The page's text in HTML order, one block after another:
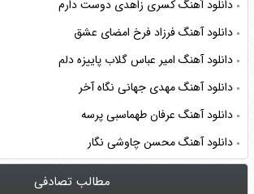
دانلود آهنگ کسری زاهدی دوست دارم
دانلود آهنگ فرزاد فرخ امضای عشق
دانلود آهنگ امیر عباس گلاب پاییزه دلم
دانلود آهنگ مهدی جهانی نگاه آخر
دانلود آهنگ عرفان طهماسبی پرسه
دانلود آهنگ محسن چاوشی نگار
مطالب تصادفی